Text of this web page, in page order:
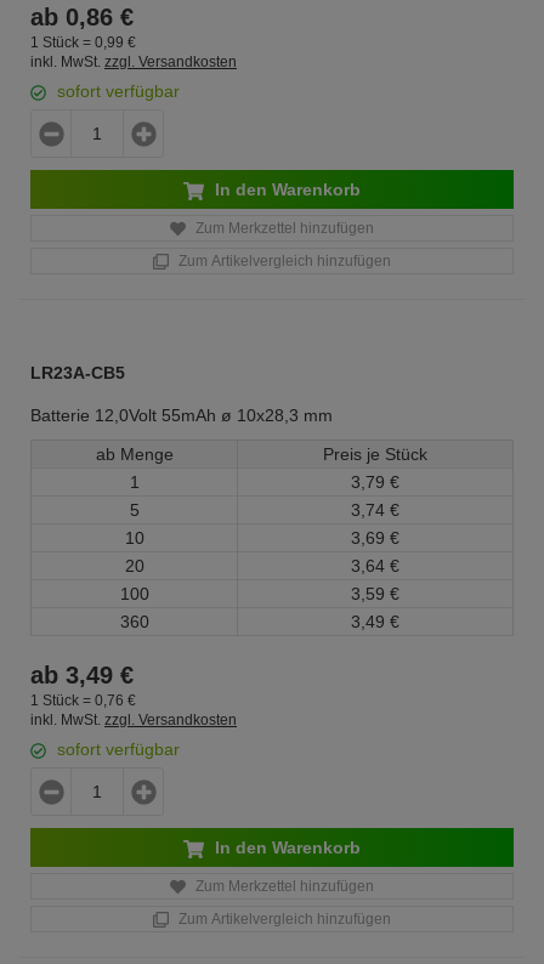
ab 0,86 €
1 Stück = 0, 99 €
inkl. MwSt. zzgl. Versandkosten
sofort verfügbar
In den Warenkorb
Zum Merkzettel hinzufügen
Zum Artikelvergleich hinzufügen
LR23A-CB5
Batterie 12,0Volt 55mAh ø 10x28,3 mm
ab Menge
Preis je Stück
1
3, 79 €
5
3, 74 €
10
3, 69 €
20
3, 64 €
100
3, 59 €
360
3, 49 €
ab 3,49 €
1 Stück = 0, 76 €
inkl. MwSt. zzgl. Versandkosten
sofort verfügbar
In den Warenkorb
Zum Merkzettel hinzufügen
Zum Artikelvergleich hinzufügen